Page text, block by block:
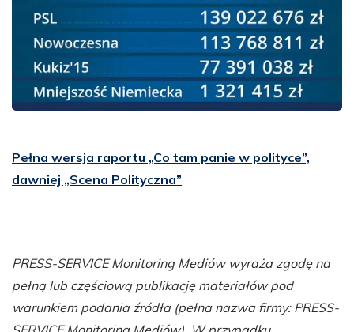
Pełna wersja raportu „Co tam panie w polityce”,
dawniej „Scena Polityczna”
PRESS-SERVICE Monitoring Mediów wyraża zgodę na
pełną lub częściową publikację materiałów pod
warunkiem podania źródła (pełna nazwa firmy: PRESS-